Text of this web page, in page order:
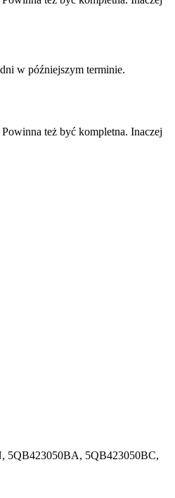
w późniejszym terminie.
też być kompletna. Inaczej
5QB423050BA, 5QB423050BC,